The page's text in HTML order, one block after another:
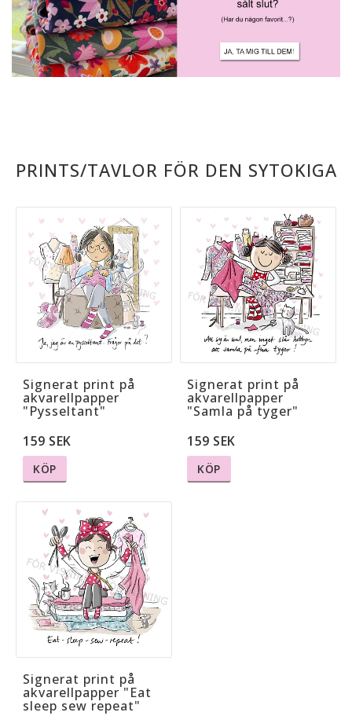
PRINTS/TAVLOR FÖR DEN SYTOKIGA
Signerat print på
akvarellpapper
"Pysseltant"
159 SEK
KÖP
Signerat print på
akvarellpapper
"Samla på tyger"
159 SEK
KÖP
Signerat print på
akvarellpapper "Eat
sleep sew repeat"